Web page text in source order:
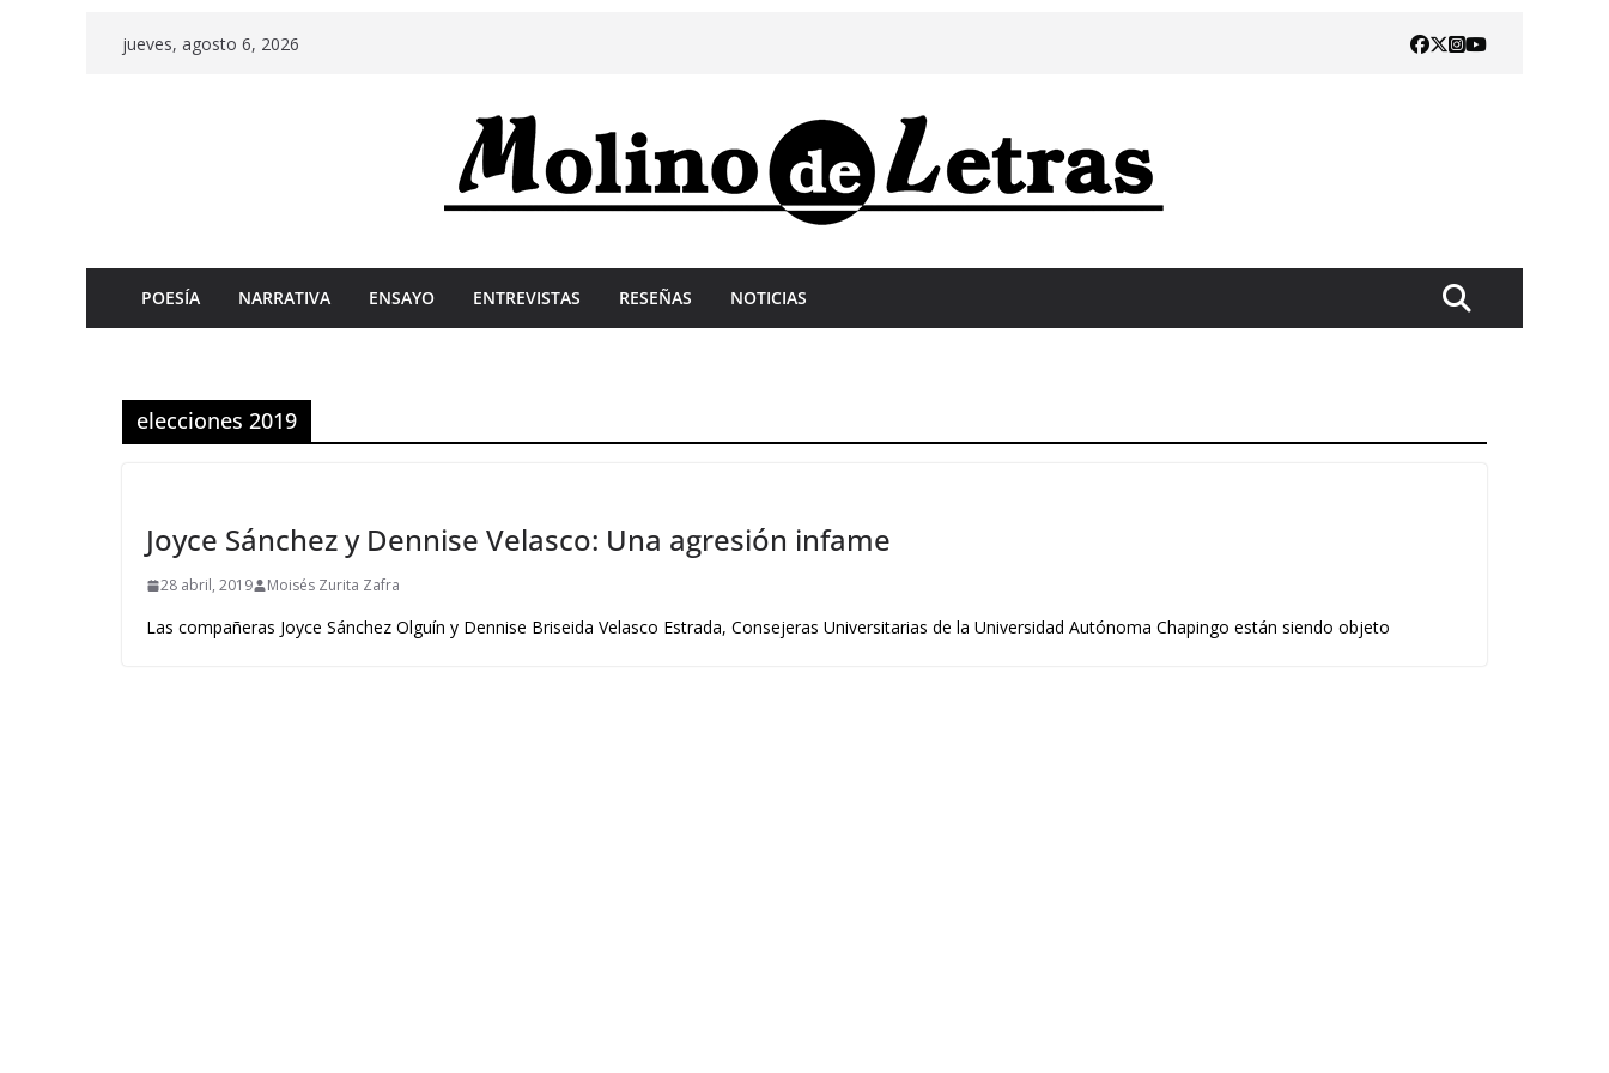
jueves, agosto 6, 2026
POESÍA NARRATIVA ENSAYO ENTREVISTAS RESEÑAS NOTICIAS
elecciones 2019
Joyce Sánchez y Dennise Velasco: Una agresión infame
28 abril, 2019 Moisés Zurita Zafra
Las compañeras Joyce Sánchez Olguín y Dennise Briseida Velasco Estrada, Consejeras Universitarias de la Universidad Autónoma Chapingo están siendo objeto